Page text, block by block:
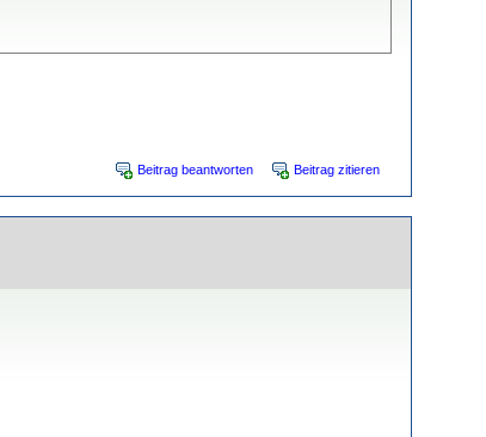
Beitrag beantworten Beitrag zitieren